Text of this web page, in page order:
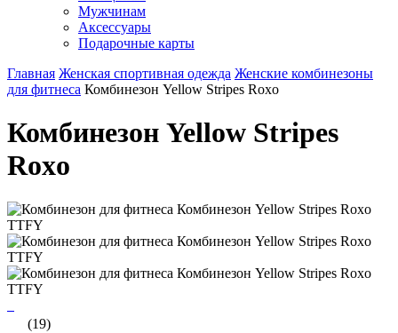
Мужчинам
Аксессуары
Подарочные карты
Главная Женская спортивная одежда Женские комбинезоны
для фитнеса Комбинезон Yellow Stripes Roxo
Комбинезон Yellow Stripes
Roxo
(19)